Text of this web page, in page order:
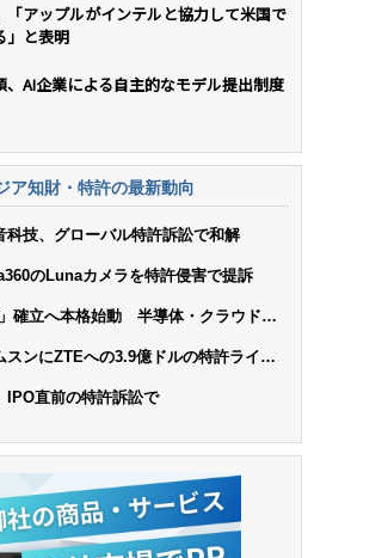
「アップルがインテルと協力して米国で
」と表明
、AI企業による自主的なモデル提出制度
ア知財・特許の最新動向
科技、グローバル特許訴訟で和解
のLunaカメラを特許侵害で提訴
確立へ本格始動 半導体・クラウド・
スンにZTEへの3.9億ドルの特許ライセ
IPO直前の特許訴訟で